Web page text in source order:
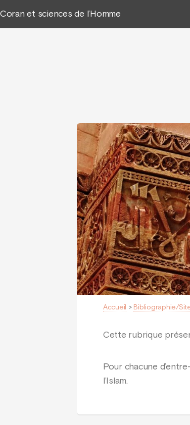
Coran et sciences de l’Homme
Accueil > Bibliographie/
Cette rubrique
Pour chacune
l’Islam.